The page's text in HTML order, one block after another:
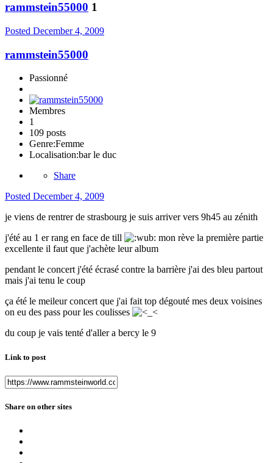
rammstein55000 1
Posted December 4, 2009
rammstein55000
Passionné
Membres
1
109 posts
Genre:Femme
Localisation:bar le duc
Share
Posted December 4, 2009
je viens de rentrer de strasbourg je suis arriver vers 9h45 au zénith
j'été au 1 er rang en face de till
mon rève la première partie
excellente il faut que j'achète leur album
pendant le concert j'été écrasé contre la barrière j'ai des bleu partout
mais j'ai tenu le coup
ça été le meileur concert que j'ai fait top dégouté mes deux voisines
on eu des pass pour les coulisses
du coup je vais tenté d'aller a bercy le 9
Link to post
Share on other sites